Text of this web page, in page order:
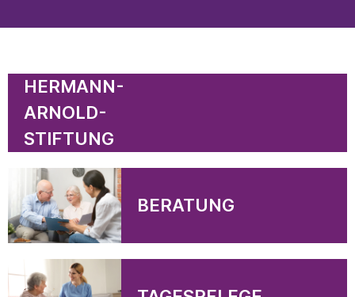
Navigation
überspringen
HERMANN-
ARNOLD-
STIFTUNG
BERATUNG